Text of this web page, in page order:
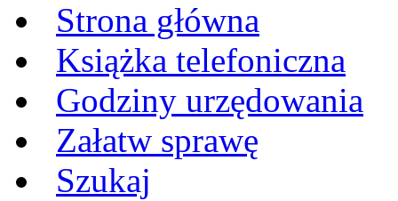
Strona główna
Książka telefoniczna
Godziny urzędowania
Załatw sprawę
Szukaj